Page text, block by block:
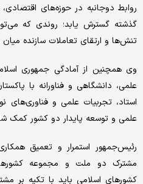
روابط دوجانبه در حوزه‌های
گذشته گسترش یابد؛ روندی که
تنش‌ها و ارتقای تعاملات سازنده
وی همچنین از آمادگی جمهوری
علمی، دانشگاهی و فناورانه با
استاد، تجربیات علمی و فناوری‌های
علمی و توسعه پایدار دو کشور کمک
رئیس‌جمهور استمرار و تعمیق
مشترک دو ملت و مجموعه
کشورهای اسلامی باید با تکیه بر